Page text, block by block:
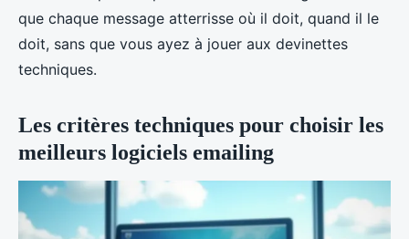
que chaque message atterrisse où il doit, quand il le
doit, sans que vous ayez à jouer aux devinettes
techniques.
Les critères techniques pour choisir les
meilleurs logiciels emailing